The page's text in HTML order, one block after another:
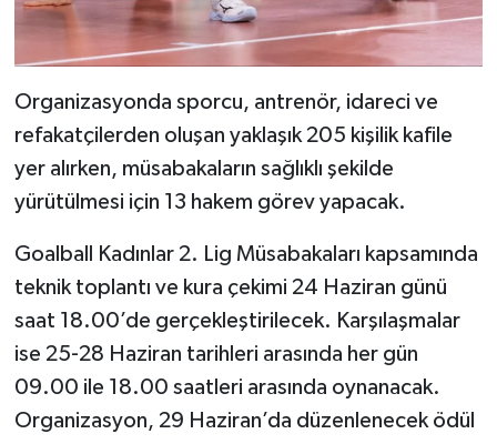
Organizasyonda sporcu, antrenör, idareci ve
refakatçilerden oluşan yaklaşık 205 kişilik kafile
yer alırken, müsabakaların sağlıklı şekilde
yürütülmesi için 13 hakem görev yapacak.
Goalball Kadınlar 2. Lig Müsabakaları kapsamında
teknik toplantı ve kura çekimi 24 Haziran günü
saat 18.00’de gerçekleştirilecek. Karşılaşmalar
ise 25-28 Haziran tarihleri arasında her gün
09.00 ile 18.00 saatleri arasında oynanacak.
Organizasyon, 29 Haziran’da düzenlenecek ödül